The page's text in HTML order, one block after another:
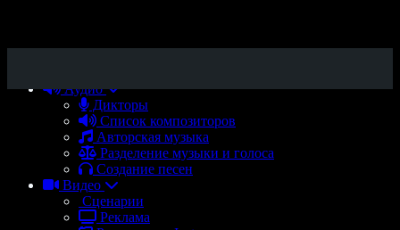
Аудио
Дикторы
Список композиторов
Авторская музыка
Разделение музыки и голоса
Создание песен
Видео
Сценарии
Реклама